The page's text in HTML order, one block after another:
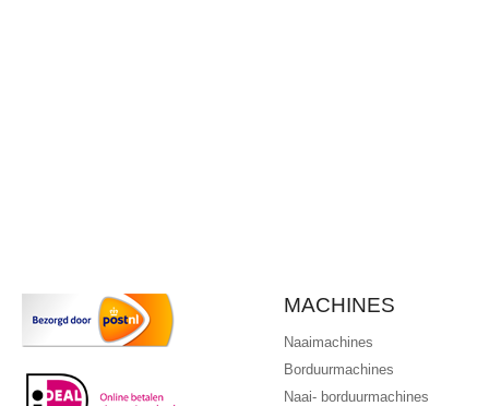
MACHINES
Naaimachines
Borduurmachines
Naai- borduurmachines